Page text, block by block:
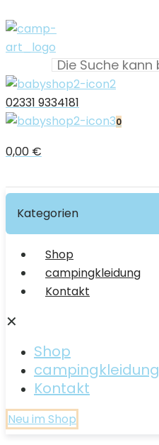
02331 9334181
0
0,00 €
Kategorien
Shop
campingkleidung
Kontakt
✕
Shop
campingkleidung
Kontakt
Neu im Shop